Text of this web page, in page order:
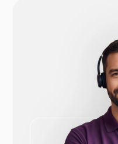
Opencart